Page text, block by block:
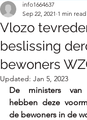
Vlozo
beslissing
bewoners
info1664637
Sep 22, 2021 1 min read
Updated: Jan 5, 2023
De ministers van
hebben deze
de bewoners in de